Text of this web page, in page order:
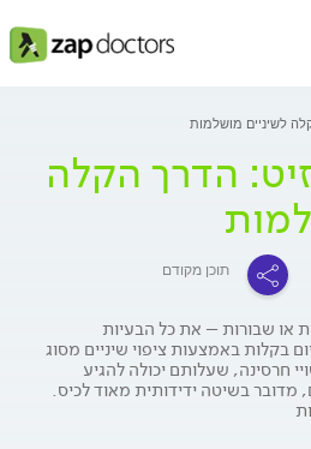
לשיניים מושלמות
הדרך הקלה
תוכן מקודם
או שבורות – את כל הבעיות
בקלות באמצעות ציפוי שיניים מסוג
חרסינה, שעלותם יכולה להגיע
בשיטה ידידותית מאוד לכיס.